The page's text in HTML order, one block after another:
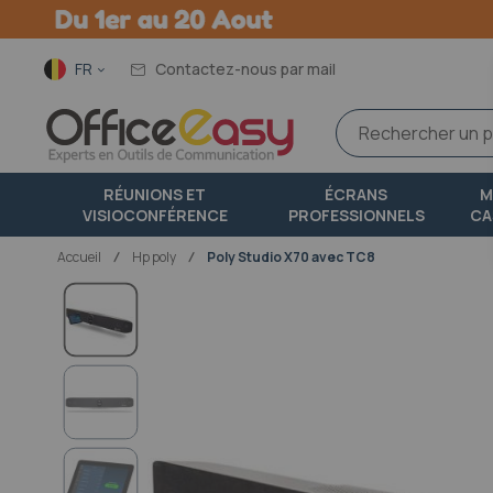
Langue
FR Contactez-nous par mail
RÉUNIONS ET
VISIOCONFÉRENCE
ÉCRANS
PROFESSIONNELS
Accueil hp poly Poly Studio X70 avec TC8
Passer
fin
de
la
d’images